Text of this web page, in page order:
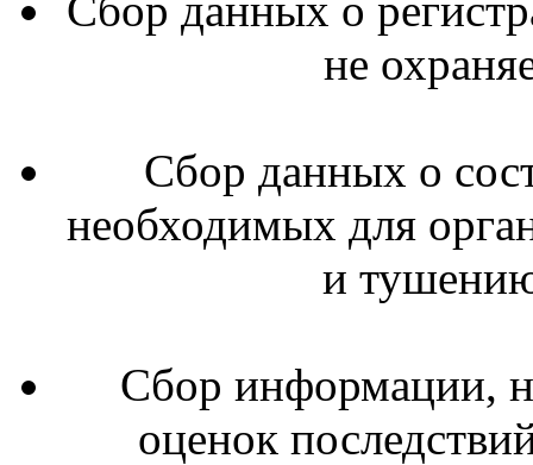
не
Сбор данных о
необходимых для
и
Сбор информации,
оценок